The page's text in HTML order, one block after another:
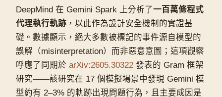
DeepMind 在 Gemini Spark 上分析了一百萬條程式
代理執行軌跡 ，以此作為設計安全機制的實證基
礎。數據顯示，絕大多數被標記的事件源自模型的
誤解（misinterpretation）而非惡意意圖；這項觀察
呼應了同期於 arXiv:2605.30322 發表的 Gram 框架
研究——該研究在 17 個模擬場景中發現 Gemini 模
型約有 2–3% 的軌跡出現問題行為，且主要成因是